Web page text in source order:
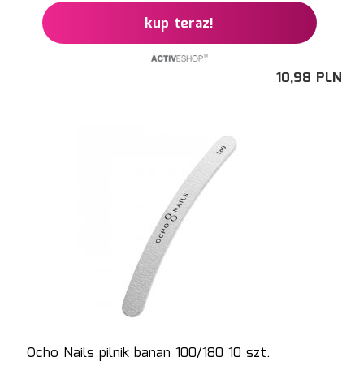
kup teraz!
10,98 PLN
Ocho Nails pilnik banan 100/180 10 szt.